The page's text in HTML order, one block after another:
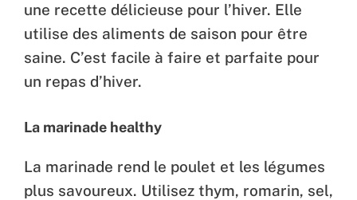
une recette délicieuse pour l’hiver. Elle
utilise des aliments de saison pour être
saine. C’est facile à faire et parfaite pour
un repas d’hiver.
La marinade healthy
La marinade rend le poulet et les légumes
plus savoureux. Utilisez thym, romarin, sel,